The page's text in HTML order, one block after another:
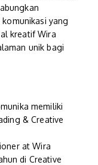
yang
kreatif Wira
unik bagi
memiliki
& Creative
at Wira
di Creative